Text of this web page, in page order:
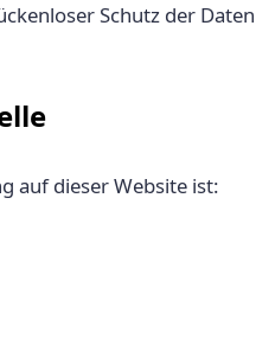
Schutz der
auf dieser Website ist: